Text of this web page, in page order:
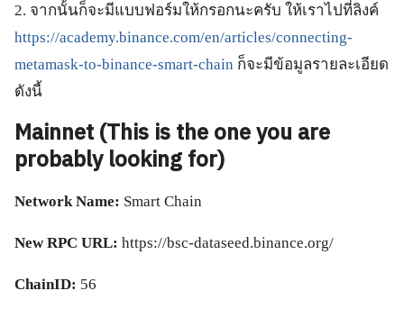
2. จากนั้นก็จะมีแบบฟอร์มให้กรอกนะครับ ให้เราไปที่ลิงค์
https://academy.binance.com/en/articles/connecting-
metamask-to-binance-smart-chain ก็จะมีข้อมูลรายละเอียด
ดังนี้
Mainnet (This is the one you are
probably looking for)
Network Name: Smart Chain
New RPC URL: https://bsc-dataseed.binance.org/
ChainID: 56